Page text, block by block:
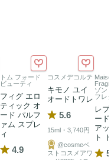
トム フォード
ビューティ
フィグ エロ
ティック オ
ード パルフ
ァム スプレ
ィ
4.9
コスメデコルテ
キモノ ユイ
オードトワレ
5.6
15ml・3,740円
@cosmeベ
ストコスメアワ
ゾン
フレ
レ
ー
ア
ト